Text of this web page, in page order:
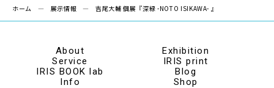
ホーム 展示情報 吉尾大輔 個展『深緑 -NOTO ISIKAWA- 』
About
Exhibition
Service
IRIS print
IRIS BOOK lab
Blog
Info
Shop